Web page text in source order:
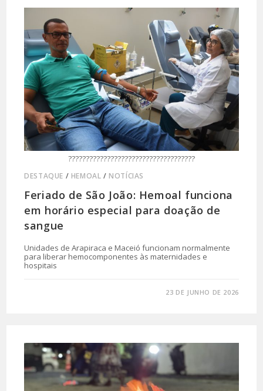
????????????????????????????????????
DESTAQUE / HEMOAL /NOTÍCIAS
Feriado de São João: Hemoal funciona
em horário especial para doação de
sangue
Unidades de Arapiraca e Maceió funcionam normalmente
para liberar hemocomponentes às maternidades e
hospitais
23 DE JUNHO DE 2026